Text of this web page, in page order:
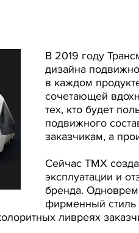
В 2019 году
дизайна
в каждом
сочетающей
тех, кто будет
подвижного
заказчикам, а
Сейчас ТМХ
эксплуатации и
бренда.
фирменный
ливреях